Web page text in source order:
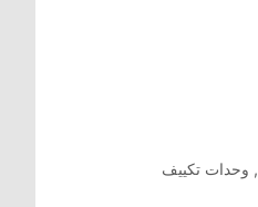
, وحدات تكييف